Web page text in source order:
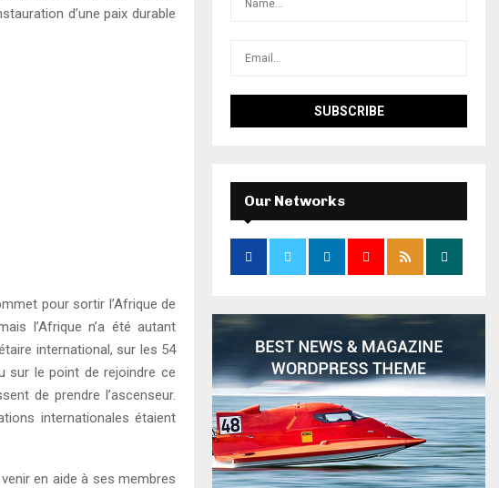
d’une paix durable
pour sortir l’Afrique de
l’Afrique n’a été autant
international, sur les 54
sur le point de rejoindre ce
de prendre l’ascenseur.
internationales étaient
en aide à ses membres
Our Networks